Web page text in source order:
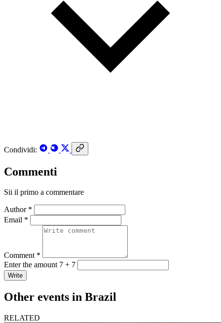
Condividi:
Commenti
Sii il primo a commentare
Author *
Email *
Comment *
Enter the amount 7 + 7
Write
Other events in Brazil
RELATED